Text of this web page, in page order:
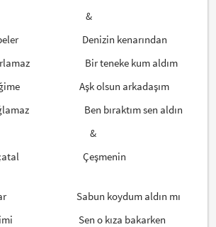
&
Denizin kenarından
Bir teneke kum aldım
Aşk olsun arkadaşım
Ben bıraktım sen aldın
&
çatal Çeşmenin
Sabun koydum aldın mı
Sen o kıza bakarken